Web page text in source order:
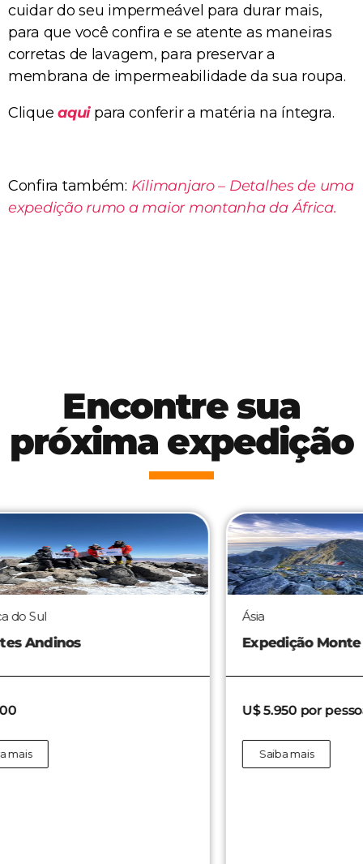
cuidar do seu impermeável para durar mais,
para que você confira e se atente as maneiras
corretas de lavagem, para preservar a
membrana de impermeabilidade da sua roupa.
Cliqueaquipara conferir a matéria na íntegra.
Confira também: Kilimanjaro – Detalhes de uma
expedição rumo a maior montanha da África.
Encontre sua
próxima expedição
Expedição Monte Fuji